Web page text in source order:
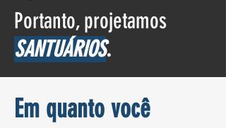
Portanto, projetamos
SANTUÁRIOS.
Em quanto você